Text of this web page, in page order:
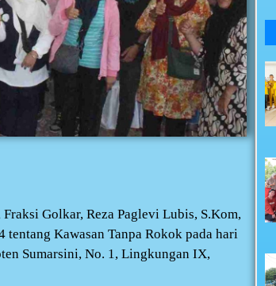
Golkar, Reza Paglevi Lubis, S.Kom,
Kawasan Tanpa Rokok pada hari
Sumarsini, No. 1, Lingkungan IX,